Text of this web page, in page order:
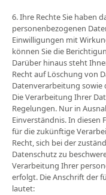
6. Ihre Rechte Sie haben
personenbezogenen
Einwilligungen mit
können Sie die
Darüber hinaus steht
Recht auf Löschung von
Datenverarbeitung sowie
Die Verarbeitung Ihrer
Regelungen. Nur in
Einverständnis. In diesen
für die zukünftige
Recht, sich bei der
Datenschutz zu
Verarbeitung Ihrer
erfolgt. Die Anschrift der
lautet: